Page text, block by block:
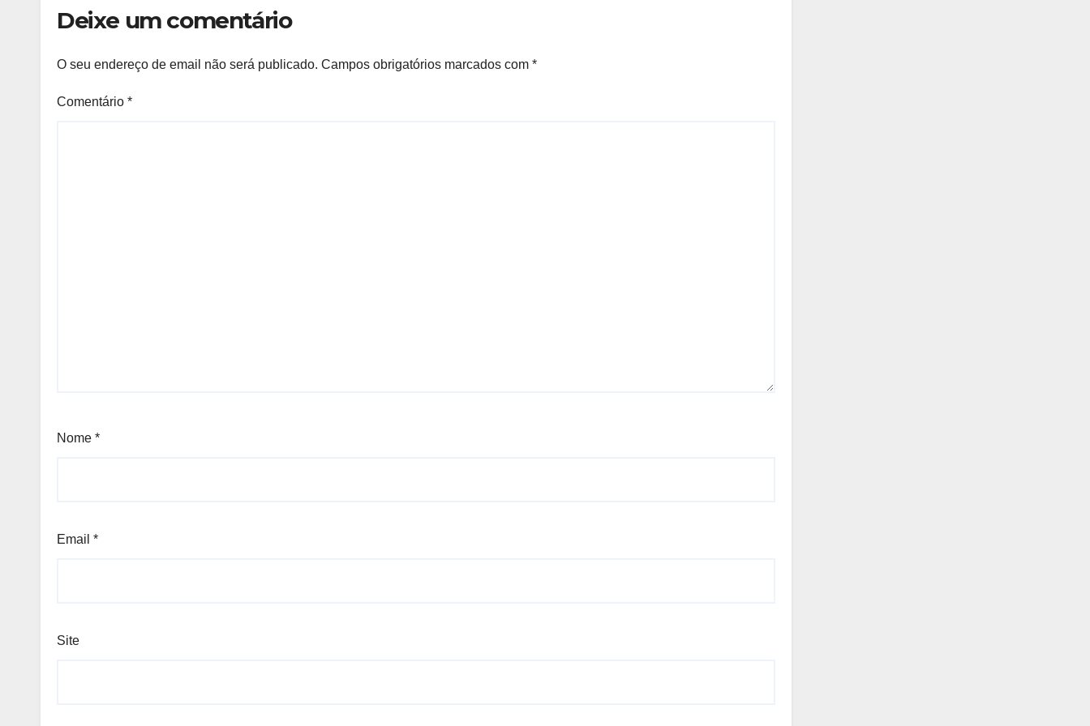
Deixe um comentário
O seu endereço de email não será publicado. Campos obrigatórios marcados com *
Comentário *
Nome *
Email *
Site